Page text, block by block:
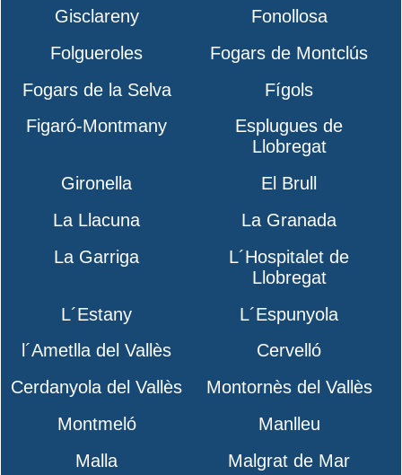
Gisclareny
Fonollosa
Folgueroles
Fogars de Montclús
Fogars de la Selva
Fígols
Figaró-Montmany
Esplugues de
Llobregat
Gironella
El Brull
La Llacuna
La Granada
La Garriga
L´Hospitalet de
Llobregat
L´Estany
L´Espunyola
l´Ametlla del Vallès
Cervelló
Cerdanyola del Vallès
Montornès del Vallès
Montmeló
Manlleu
Malla
Malgrat de Mar